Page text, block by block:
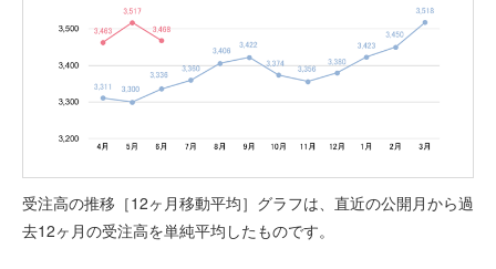
受注高の推移［12ヶ月移動平均］グラフは、直近の公開月から過
去12ヶ月の受注高を単純平均したものです。